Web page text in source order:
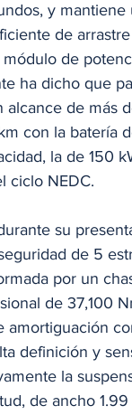
y
de
de
ha dicho que
alcance de más
con la batería
la de 150
ciclo NEDC.
su
de 5
por un
de 37,100
definición y
la
de ancho